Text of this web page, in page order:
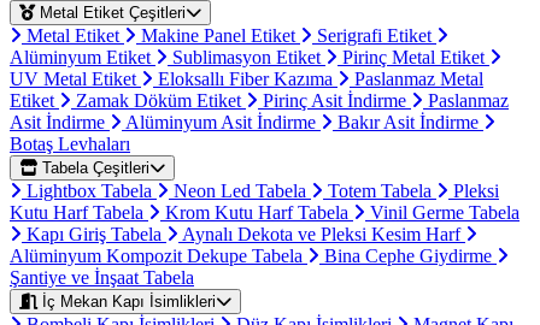
Metal Etiket Çeşitleri
Metal Etiket Makine Panel Etiket
Serigrafi Etiket
Alüminyum Etiket
Sublimasyon Etiket
Pirinç Metal Etiket
UV Metal Etiket
Eloksallı Fiber Kazıma
Paslanmaz Metal
Etiket
Zamak Döküm Etiket Pirinç Asit İndirme
Paslanmaz
Asit İndirme
Alüminyum Asit İndirme
Bakır Asit İndirme
Botaş Levhaları
Tabela Çeşitleri
Lightbox Tabela Neon Led Tabela Totem Tabela
Pleksi
Kutu Harf Tabela
Krom Kutu Harf Tabela
Vinil Germe Tabela
Kapı Giriş Tabela
Aynalı Dekota ve Pleksi Kesim Harf
Alüminyum Kompozit Dekupe Tabela
Bina Cephe Giydirme
Şantiye ve İnşaat Tabela
İç Mekan Kapı İsimlikleri